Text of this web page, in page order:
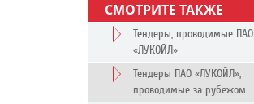
СМОТРИТЕ ТАКЖЕ
Тендеры, проводимые ПАО
«ЛУКОЙЛ»
Тендеры ПАО «ЛУКОЙЛ»,
проводимые за рубежом